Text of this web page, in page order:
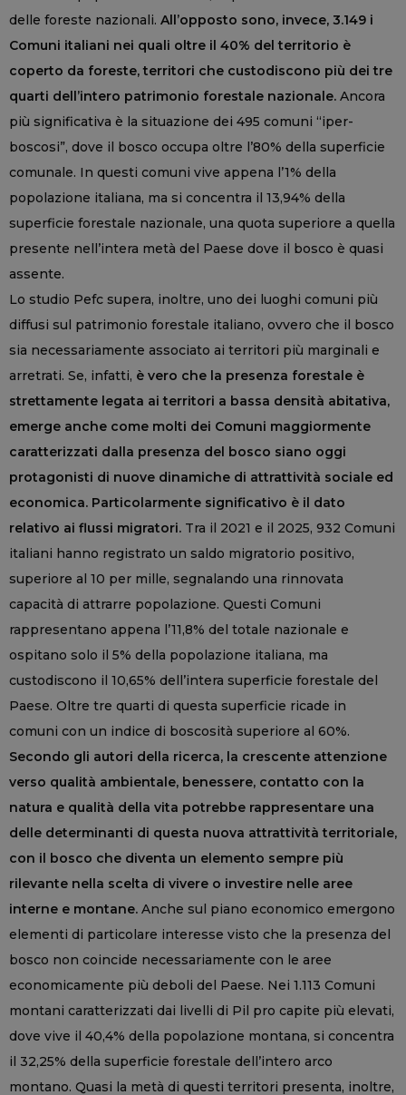
delle foreste nazionali. All’opposto sono, invece, 3.149 i
Comuni italiani nei quali oltre il 40% del territorio è
coperto da foreste, territori che custodiscono più dei tre
quarti dell’intero patrimonio forestale nazionale. Ancora
più significativa è la situazione dei 495 comuni “iper-
boscosi”, dove il bosco occupa oltre l’80% della superficie
comunale. In questi comuni vive appena l’1% della
popolazione italiana, ma si concentra il 13,94% della
superficie forestale nazionale, una quota superiore a quella
presente nell’intera metà del Paese dove il bosco è quasi
assente.
Lo studio Pefc supera, inoltre, uno dei luoghi comuni più
diffusi sul patrimonio forestale italiano, ovvero che il bosco
sia necessariamente associato ai territori più marginali e
arretrati. Se, infatti, è vero che la presenza forestale è
strettamente legata ai territori a bassa densità abitativa,
emerge anche come molti dei Comuni maggiormente
caratterizzati dalla presenza del bosco siano oggi
protagonisti di nuove dinamiche di attrattività sociale ed
economica. Particolarmente significativo è il dato
relativo ai flussi migratori. Tra il 2021 e il 2025, 932 Comuni
italiani hanno registrato un saldo migratorio positivo,
superiore al 10 per mille, segnalando una rinnovata
capacità di attrarre popolazione. Questi Comuni
rappresentano appena l’11,8% del totale nazionale e
ospitano solo il 5% della popolazione italiana, ma
custodiscono il 10,65% dell’intera superficie forestale del
Paese. Oltre tre quarti di questa superficie ricade in
comuni con un indice di boscosità superiore al 60%.
Secondo gli autori della ricerca, la crescente attenzione
verso qualità ambientale, benessere, contatto con la
natura e qualità della vita potrebbe rappresentare una
delle determinanti di questa nuova attrattività territoriale,
con il bosco che diventa un elemento sempre più
rilevante nella scelta di vivere o investire nelle aree
interne e montane. Anche sul piano economico emergono
elementi di particolare interesse visto che la presenza del
bosco non coincide necessariamente con le aree
economicamente più deboli del Paese. Nei 1.113 Comuni
montani caratterizzati dai livelli di Pil pro capite più elevati,
dove vive il 40,4% della popolazione montana, si concentra
il 32,25% della superficie forestale dell’intero arco
montano. Quasi la metà di questi territori presenta, inoltre,